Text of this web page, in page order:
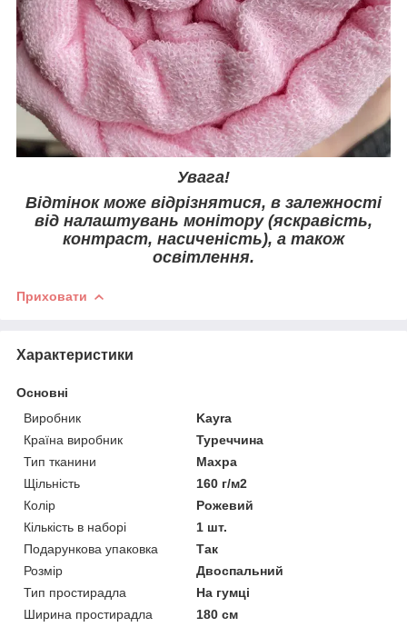
Увага!
Відтінок може відрізнятися, в залежності
від налаштувань монітору (яскравість,
контраст, насиченість), а також
освітлення.
Приховати
Характеристики
Основні
Виробник
Kayra
Країна виробник
Туреччина
Тип тканини
Махра
Щільність
160 г/м2
Колір
Рожевий
Кількість в наборі
1 шт.
Подарункова упаковка
Так
Розмір
Двоспальний
Тип простирадла
На гумці
Ширина простирадла
180 см